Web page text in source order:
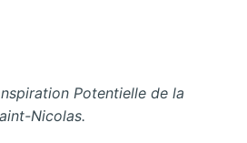
Potentielle de la
Nicolas.